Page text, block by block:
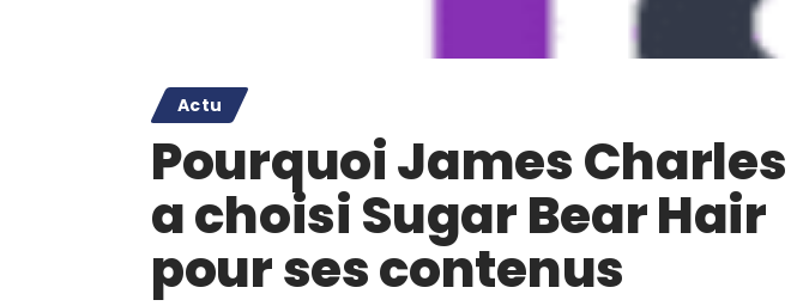
Actu
Pourquoi James Charles
a choisi Sugar Bear Hair
pour ses contenus